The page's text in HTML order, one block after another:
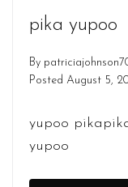
pika yupoo
By
Posted August 5,
yupoo
yupoo